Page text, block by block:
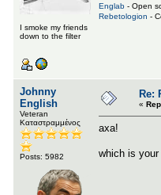
I smoke my friends
down to the filter
Englab - Open
Rebetologion -
Johnny
English
Veteran
Καταστραμμένος
Posts: 5982
Re:
«
axa!
which is